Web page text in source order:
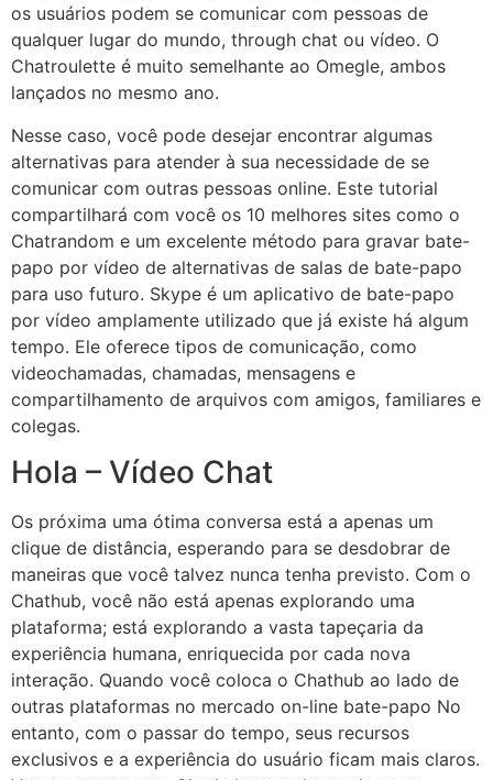
os usuários podem se comunicar com pessoas de
qualquer lugar do mundo, through chat ou vídeo. O
Chatroulette é muito semelhante ao Omegle, ambos
lançados no mesmo ano.
Nesse caso, você pode desejar encontrar algumas
alternativas para atender à sua necessidade de se
comunicar com outras pessoas online. Este tutorial
compartilhará com você os 10 melhores sites como o
Chatrandom e um excelente método para gravar bate-
papo por vídeo de alternativas de salas de bate-papo
para uso futuro. Skype é um aplicativo de bate-papo
por vídeo amplamente utilizado que já existe há algum
tempo. Ele oferece tipos de comunicação, como
videochamadas, chamadas, mensagens e
compartilhamento de arquivos com amigos, familiares e
colegas.
Hola – Vídeo Chat
Os próxima uma ótima conversa está a apenas um
clique de distância, esperando para se desdobrar de
maneiras que você talvez nunca tenha previsto. Com o
Chathub, você não está apenas explorando uma
plataforma; está explorando a vasta tapeçaria da
experiência humana, enriquecida por cada nova
interação. Quando você coloca o Chathub ao lado de
outras plataformas no mercado on-line bate-papo No
entanto, com o passar do tempo, seus recursos
exclusivos e a experiência do usuário ficam mais claros.